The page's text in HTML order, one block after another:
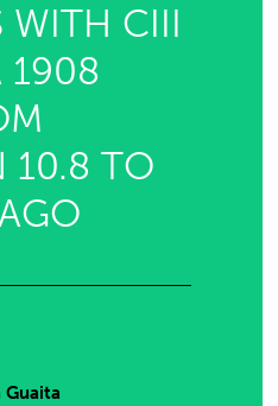
WITH CIII
1908
10.8 TO
Guaita